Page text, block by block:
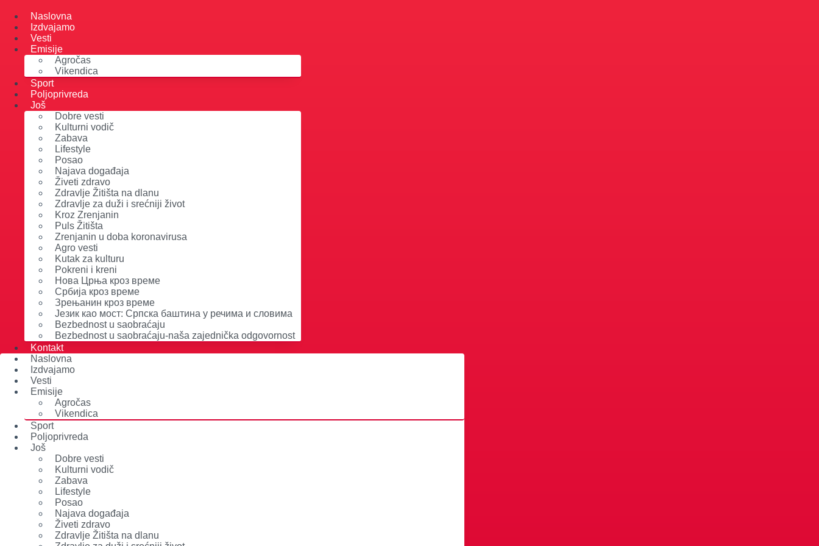
content
Naslovna
Izdvajamo
Vesti
Emisije
Agročas
Vikendica
Sport
Poljoprivreda
Još
Dobre vesti
Kulturni vodič
Zabava
Lifestyle
Posao
Najava događaja
Živeti zdravo
Zdravlje Žitišta na dlanu
Zdravlje za duži i srećniji život
Kroz Zrenjanin
Puls Žitišta
Zrenjanin u doba koronavirusa
Agro vesti
Kutak za kulturu
Pokreni i kreni
Нова Црња кроз време
Србија кроз време
Зрењанин кроз време
Језик као мост: Српска баштина у речима и словима
Bezbednost u saobraćaju
Bezbednost u saobraćaju-naša zajednička odgovornost
Kontakt
Naslovna
Izdvajamo
Vesti
Emisije
Agročas
Vikendica
Sport
Poljoprivreda
Još
Dobre vesti
Kulturni vodič
Zabava
Lifestyle
Posao
Najava događaja
Živeti zdravo
Zdravlje Žitišta na dlanu